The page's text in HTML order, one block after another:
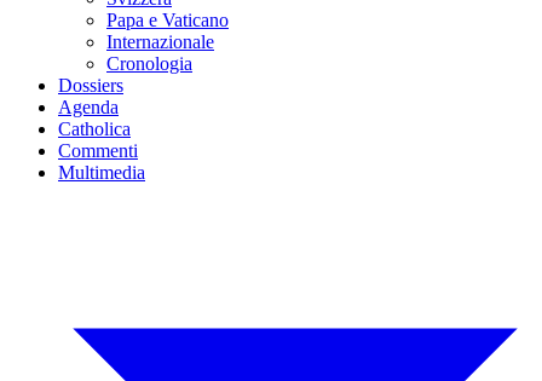
Papa e Vaticano
Internazionale
Cronologia
Dossiers
Agenda
Catholica
Commenti
Multimedia